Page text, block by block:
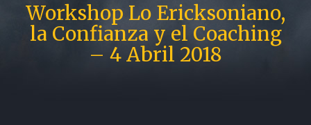
Workshop Lo Ericksoniano,
la Confianza y el Coaching
– 4 Abril 2018